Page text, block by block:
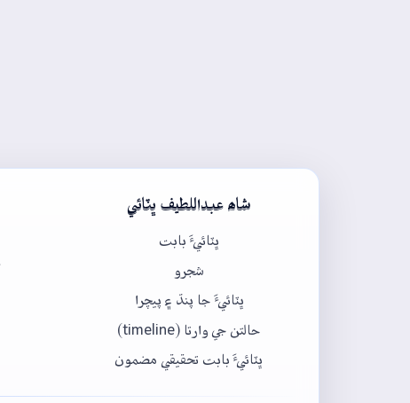
شاھ عبداللطيف ڀٽائي
ڀٽائيءَ بابت
شجرو
ڀٽائيءَ جا پنڌ ۽ پيچرا
حالتن جي وارتا (timeline)
ڀٽائيءَ بابت تحقيقي مضمون